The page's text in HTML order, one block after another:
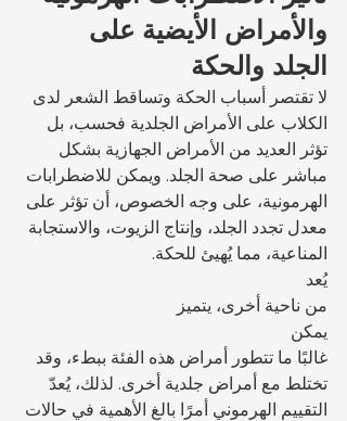
والأمراض الأيضية على
الجلد والحكة
لا تقتصر أسباب الحكة وتساقط الشعر لدى
الكلاب على الأمراض الجلدية فحسب، بل
تؤثر العديد من الأمراض الجهازية بشكل
مباشر على صحة الجلد. ويمكن للاضطرابات
الهرمونية، على وجه الخصوص، أن تؤثر على
معدل تجدد الجلد، وإنتاج الزيوت، والاستجابة
المناعية، مما يُهيئ للحكة.
يُعد
من ناحية أخرى، يتميز
يمكن
غالبًا ما تتطور أمراض هذه الفئة ببطء، وقد
تختلط مع أمراض جلدية أخرى. لذلك، يُعدّ
التقييم الهرموني أمرًا بالغ الأهمية في حالات